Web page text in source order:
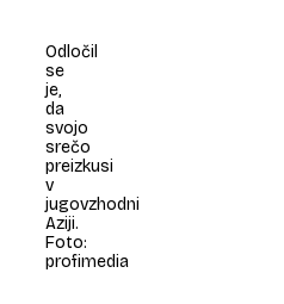
Odločil
se
je,
da
svojo
srečo
preizkusi
v
jugovzhodni
Aziji.
Foto:
profimedia